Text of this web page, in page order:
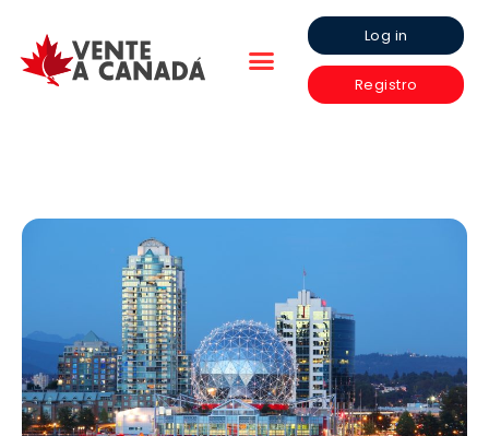
Log in
Registro